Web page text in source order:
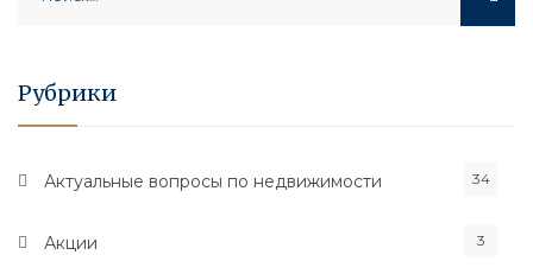
Рубрики
Актуальные вопросы по недвижимости 34
Акции 3